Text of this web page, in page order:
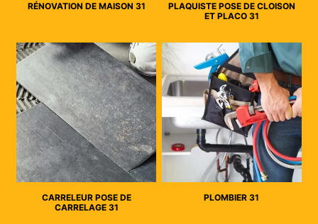
RÉNOVATION DE MAISON 31
PLAQUISTE POSE DE CLOISON
ET PLACO 31
CARRELEUR POSE DE
CARRELAGE 31
PLOMBIER 31